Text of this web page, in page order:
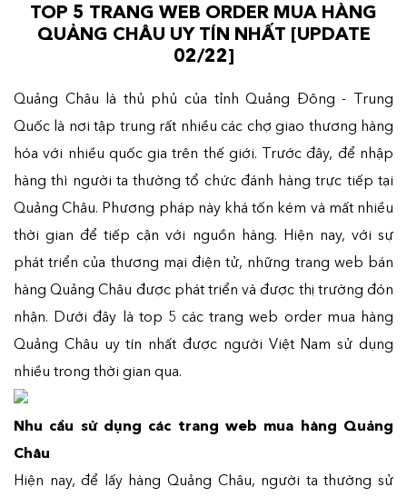
TOP 5 TRANG WEB ORDER MUA HÀNG
QUẢNG CHÂU UY TÍN NHẤT [UPDATE
02/22]
Quảng Châu là thủ phủ của tỉnh Quảng Đông - Trung
Quốc là nơi tập trung rất nhiều các chợ giao thương hàng
hóa với nhiều quốc gia trên thế giới. Trước đây, để nhập
hàng thì người ta thường tổ chức đánh hàng trực tiếp tại
Quảng Châu. Phương pháp này khá tốn kém và mất nhiều
thời gian để tiếp cận với nguồn hàng. Hiện nay, với sự
phát triển của thương mại điện tử, những trang web bán
hàng Quảng Châu được phát triển và được thị trường đón
nhận. Dưới đây là top 5 các trang web order mua hàng
Quảng Châu uy tín nhất được người Việt Nam sử dụng
nhiều trong thời gian qua.
Nhu cầu sử dụng các trang web mua hàng Quảng
Châu
Hiện nay, để lấy hàng Quảng Châu, người ta thường sử